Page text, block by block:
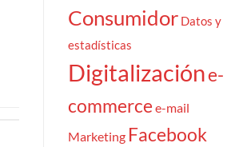
Consumidor Datos y
estadísticas
Digitalizacióne-
commerce e-mail
Marketing Facebook